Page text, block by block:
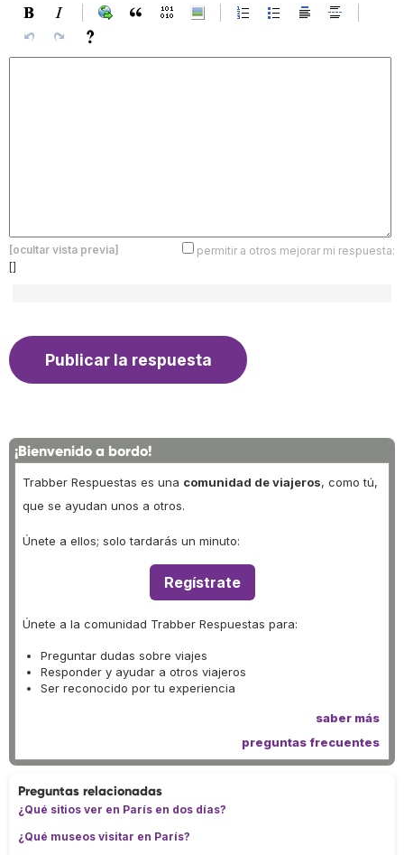
[ocultar vista previa]
permitir a otros mejorar mi respuesta:
[]
¡Bienvenido a bordo!
Trabber Respuestas es una comunidad de viajeros, como tú,
que se ayudan unos a otros.
Únete a ellos; solo tardarás un minuto:
Regístrate
Únete a la comunidad Trabber Respuestas para:
Preguntar dudas sobre viajes
Responder y ayudar a otros viajeros
Ser reconocido por tu experiencia
saber más
preguntas frecuentes
Preguntas relacionadas
¿Qué sitios ver en París en dos días?
¿Qué museos visitar en París?